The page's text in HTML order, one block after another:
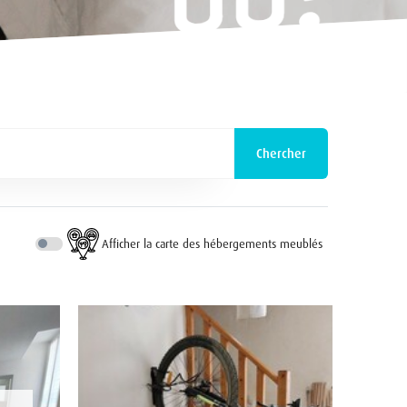
Chercher
Afficher la carte des hébergements meublés